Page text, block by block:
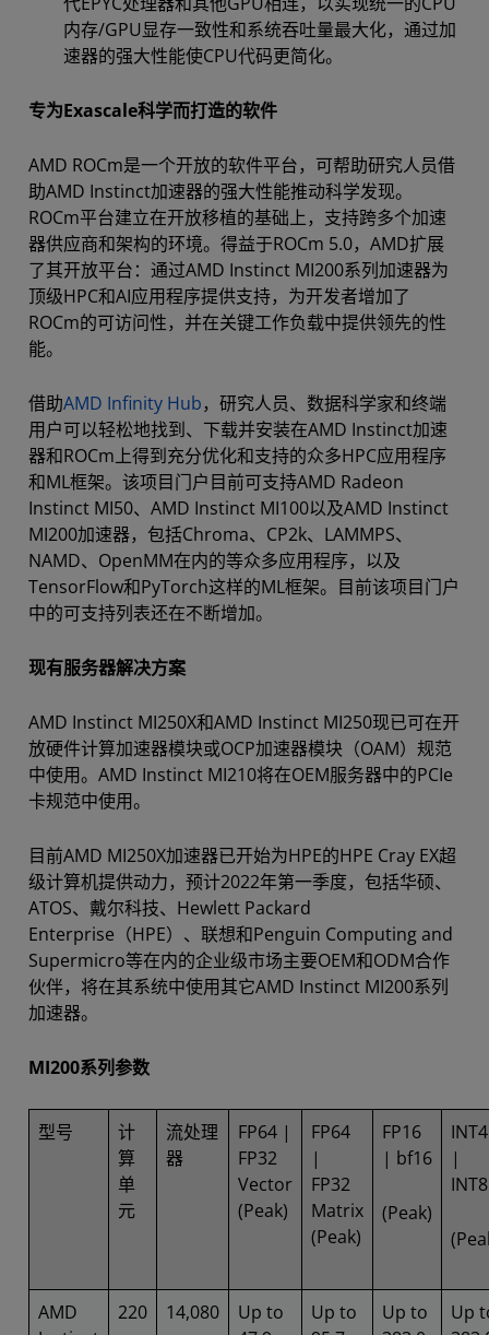
内存/GPU显存一致性和系统吞吐量最大化，通过加
速器的强大性能使CPU代码更简化。
专为Exascale科学而打造的软件
AMD ROCm是一个开放的软件平台，可帮助研究人员借
助AMD Instinct加速器的强大性能推动科学发现。
ROCm平台建立在开放移植的基础上，支持跨多个加速
器供应商和架构的环境。得益于ROCm 5.0，AMD扩展
了其开放平台：通过AMD Instinct MI200系列加速器为
顶级HPC和AI应用程序提供支持，为开发者增加了
ROCm的可访问性，并在关键工作负载中提供领先的性
能。
借助AMD Infinity Hub，研究人员、数据科学家和终端
用户可以轻松地找到、下载并安装在AMD Instinct加速
器和ROCm上得到充分优化和支持的众多HPC应用程序
和ML框架。该项目门户目前可支持AMD Radeon
Instinct MI50、AMD Instinct MI100以及AMD Instinct
MI200加速器，包括Chroma、CP2k、LAMMPS、
NAMD、OpenMM在内的等众多应用程序，以及
TensorFlow和PyTorch这样的ML框架。目前该项目门户
中的可支持列表还在不断增加。
现有服务器解决方案
AMD Instinct MI250X和AMD Instinct MI250现已可在开
放硬件计算加速器模块或OCP加速器模块（OAM）规范
中使用。AMD Instinct MI210将在OEM服务器中的PCIe
卡规范中使用。
目前AMD MI250X加速器已开始为HPE的HPE Cray EX超
级计算机提供动力，预计2022年第一季度，包括华硕、
ATOS、戴尔科技、Hewlett Packard
Enterprise（HPE）、联想和Penguin Computing and
Supermicro等在内的企业级市场主要OEM和ODM合作
伙伴，将在其系统中使用其它AMD Instinct MI200系列
加速器。
MI200系列参数
型号
计
算
单
元
流处理
器
FP64 |
FP32
Vector
(Peak)
FP64
|
FP32
Matrix
(Peak)
FP16
| bf16
(Peak)
INT4
|
INT8
AMD
220 14,080
Up to
Up to
Up to
Up